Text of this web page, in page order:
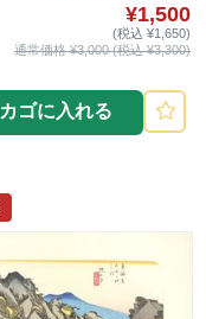
¥1,500
(税込 ¥1,650)
通常価格 ¥3,000 (税込 ¥3,300)
カゴに入れる